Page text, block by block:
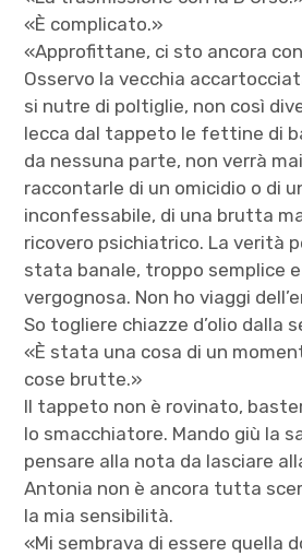
«È complicato.»
«Approfittane, ci sto ancora
Osservo la vecchia
si nutre di poltiglie, non così
lecca dal tappeto le fettine di
da nessuna parte, non verrà
raccontarle di un omicidio o di
inconfessabile, di una brutta
ricovero psichiatrico. La verità
stata banale, troppo semplice
vergognosa. Non ho viaggi
So togliere chiazze d’olio dalla
«È stata una cosa di un
cose brutte.»
Il tappeto non è rovinato,
lo smacchiatore. Mando giù la
pensare alla nota da lasciare
Antonia non è ancora tutta
la mia sensibilità.
«Mi sembrava di essere quella